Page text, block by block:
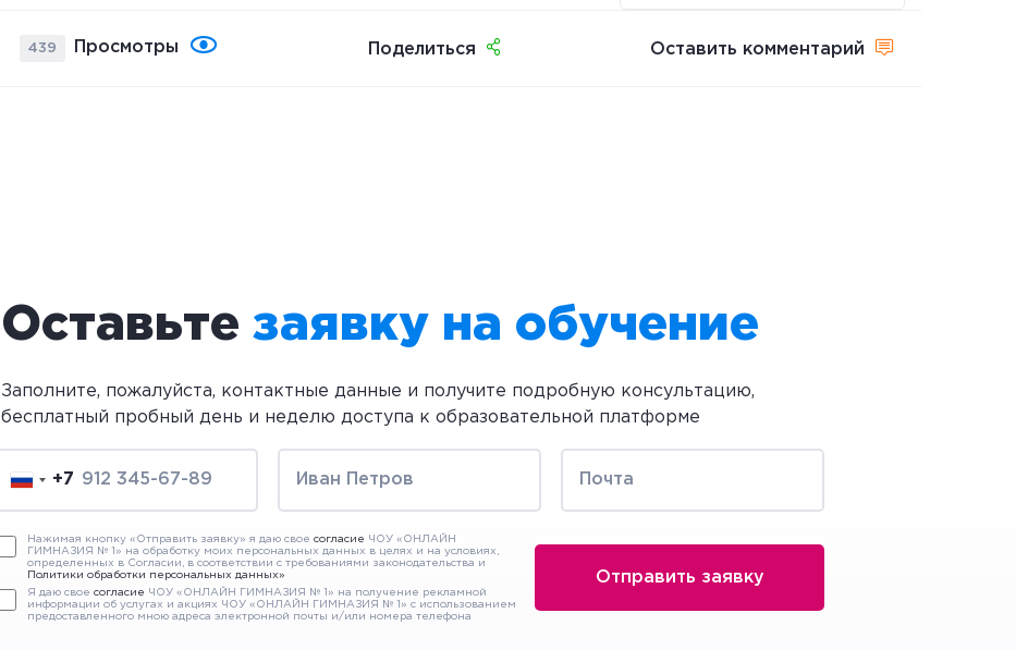
439 Просмотры Поделиться Оставить комментарий
Оставьте заявку на обучение
Заполните, пожалуйста, контактные данные и получите подробную консультацию,
бесплатный пробный день и неделю доступа к образовательной платформе
+7
Нажимая кнопку «Отправить заявку» я даю свое согласие ЧОУ «ОНЛАЙН
ГИМНАЗИЯ № 1» на обработку моих персональных данных в целях и на условиях,
определенных в Согласии, в соответствии с требованиями законодательства и
Политики обработки персональных данных»
Я даю свое согласие ЧОУ «ОНЛАЙН ГИМНАЗИЯ № 1» на получение рекламной
информации об услугах и акциях ЧОУ «ОНЛАЙН ГИМНАЗИЯ № 1» с использованием
предоставленного мною адреса электронной почты и/или номера телефона